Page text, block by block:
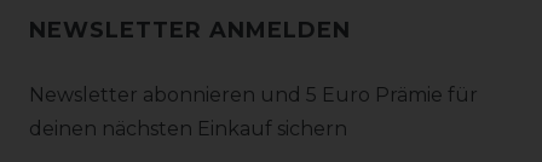
NEWSLETTER ANMELDEN
Newsletter abonnieren und 5 Euro Prämie für
deinen nächsten Einkauf sichern